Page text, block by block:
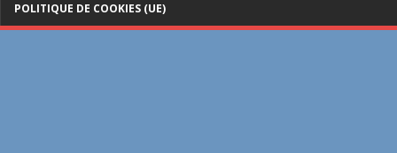
POLITIQUE DE COOKIES (UE)